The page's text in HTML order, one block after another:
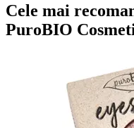
Cele mai
PuroBIO